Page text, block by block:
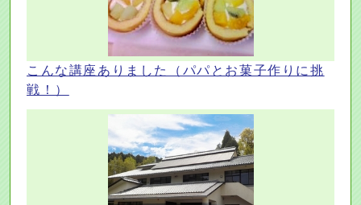
こんな講座ありました（パパとお菓子作りに挑
戦！）